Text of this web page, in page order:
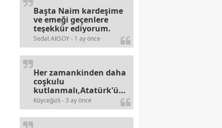
Sedat AKSOY - 1 ay önce
Başta Naim kardeşime
ve emeği geçenlere
teşekkür ediyorum.
Köyceğizli - 3 ay önce
Her zamankinden daha
coşkulu
kutlanmalı,Atatürk'ün
bayramlarına olan
alerjileri bitmez,bahane
arayan illaki bulur.